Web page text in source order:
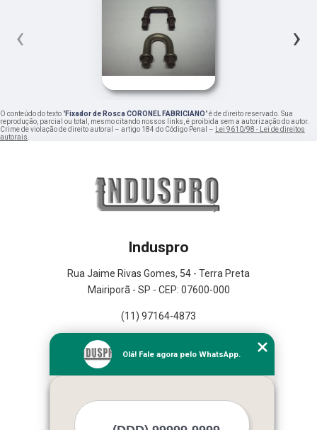
‹ ›
O conteúdo do texto "Fixador de Rosca CORONEL FABRICIANO" é de direito reservado. Sua
reprodução, parcial ou total, mesmo citando nossos links, é proibida sem a autorização do autor.
Crime de violação de direito autoral – artigo 184 do Código Penal – Lei 9610/98 - Lei de direitos
autorais.
Induspro
Rua Jaime Rivas Gomes, 54 - Terra Preta
Mairiporã - SP - CEP: 07600-000
(11) 97164-4873
Empresa
Missão
Mapa do site
Olá! Fale agora pelo WhatsApp.